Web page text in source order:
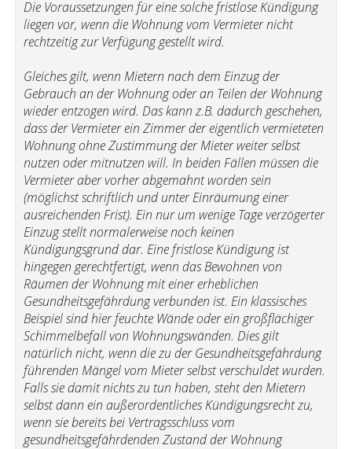
Die Voraussetzungen für eine solche fristlose Kündigung
liegen vor, wenn die Wohnung vom Vermieter nicht
rechtzeitig zur Verfügung gestellt wird.
Gleiches gilt, wenn Mietern nach dem Einzug der
Gebrauch an der Wohnung oder an Teilen der Wohnung
wieder entzogen wird. Das kann z.B. dadurch geschehen,
dass der Vermieter ein Zimmer der eigentlich vermieteten
Wohnung ohne Zustimmung der Mieter weiter selbst
nutzen oder mitnutzen will. In beiden Fällen müssen die
Vermieter aber vorher abgemahnt worden sein
(möglichst schriftlich und unter Einräumung einer
ausreichenden Frist). Ein nur um wenige Tage verzögerter
Einzug stellt normalerweise noch keinen
Kündigungsgrund dar. Eine fristlose Kündigung ist
hingegen gerechtfertigt, wenn das Bewohnen von
Räumen der Wohnung mit einer erheblichen
Gesundheitsgefährdung verbunden ist. Ein klassisches
Beispiel sind hier feuchte Wände oder ein großflächiger
Schimmelbefall von Wohnungswänden. Dies gilt
natürlich nicht, wenn die zu der Gesundheitsgefährdung
führenden Mängel vom Mieter selbst verschuldet wurden.
Falls sie damit nichts zu tun haben, steht den Mietern
selbst dann ein außerordentliches Kündigungsrecht zu,
wenn sie bereits bei Vertragsschluss vom
gesundheitsgefährdenden Zustand der Wohnung